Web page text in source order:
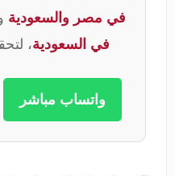
في مصر والسعودية
في السعودية،
واتساب مباشر